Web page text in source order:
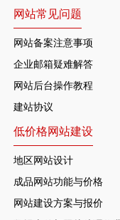
网站常见问题
网站备案注意事项
企业邮箱疑难解答
网站后台操作教程
建站协议
低价格网站建设
地区网站设计
成品网站功能与价格
网站建设方案与报价